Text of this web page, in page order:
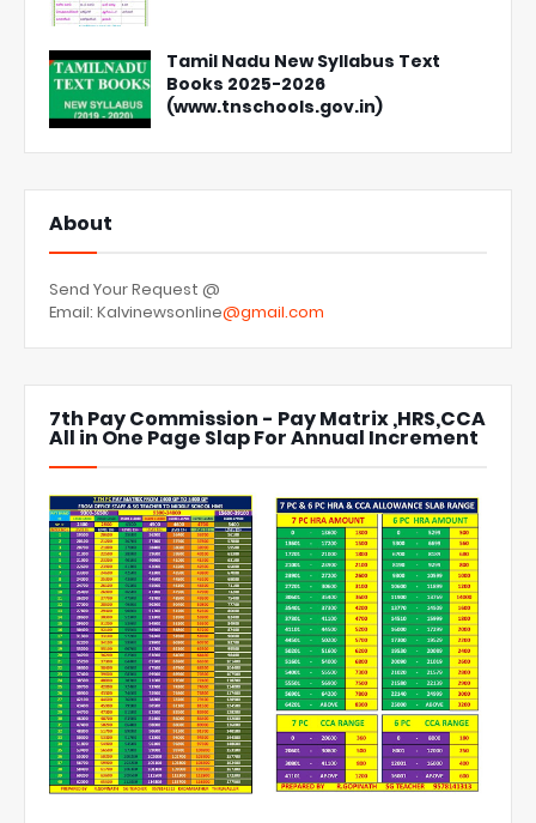
Tamil Nadu New Syllabus Text
Books 2025-2026
(www.tnschools.gov.in)
About
Send Your Request @
Email: Kalvinewsonline@gmail.com
7th Pay Commission - Pay Matrix ,HRS,CCA
All in One Page Slap For Annual Increment